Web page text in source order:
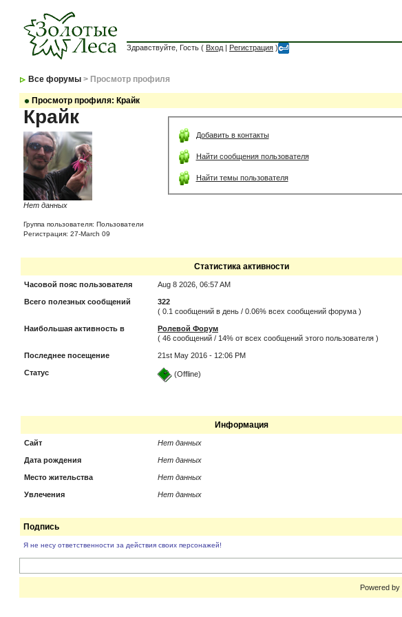
Здравствуйте, Гость ( Вход | Регистрация )
Все форумы > Просмотр профиля
Просмотр профиля: Крайк
Крайк
Нет данных
Группа пользователя: Пользователи
Регистрация: 27-March 09
Добавить в контакты
Найти сообщения пользователя
Найти темы пользователя
Статистика активности
Часовой пояс пользователя Aug 8 2026, 06:57 AM
Всего полезных сообщений
322
( 0.1 сообщений в день / 0.06% всех сообщений форума )
Наибольшая активность в
Ролевой Форум
( 46 сообщений / 14% от всех сообщений этого пользователя )
Последнее посещение 21st May 2016 - 12:06 PM
Статус (Offline)
Информация
Сайт Нет данных
Дата рождения Нет данных
Место жительства Нет данных
Увлечения Нет данных
Подпись
Я не несу ответственности за действия своих персонажей!
Powered by